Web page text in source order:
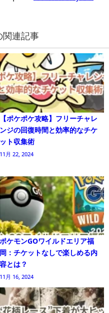
関連記事
【ポケポケ攻略】フリーチャレ
ンジの回復時間と効率的なチケ
ット収集術
11月 22, 2024
ポケモンGOワイルドエリア福
岡：チケットなしで楽しめる内
容とは？
11月 16, 2024